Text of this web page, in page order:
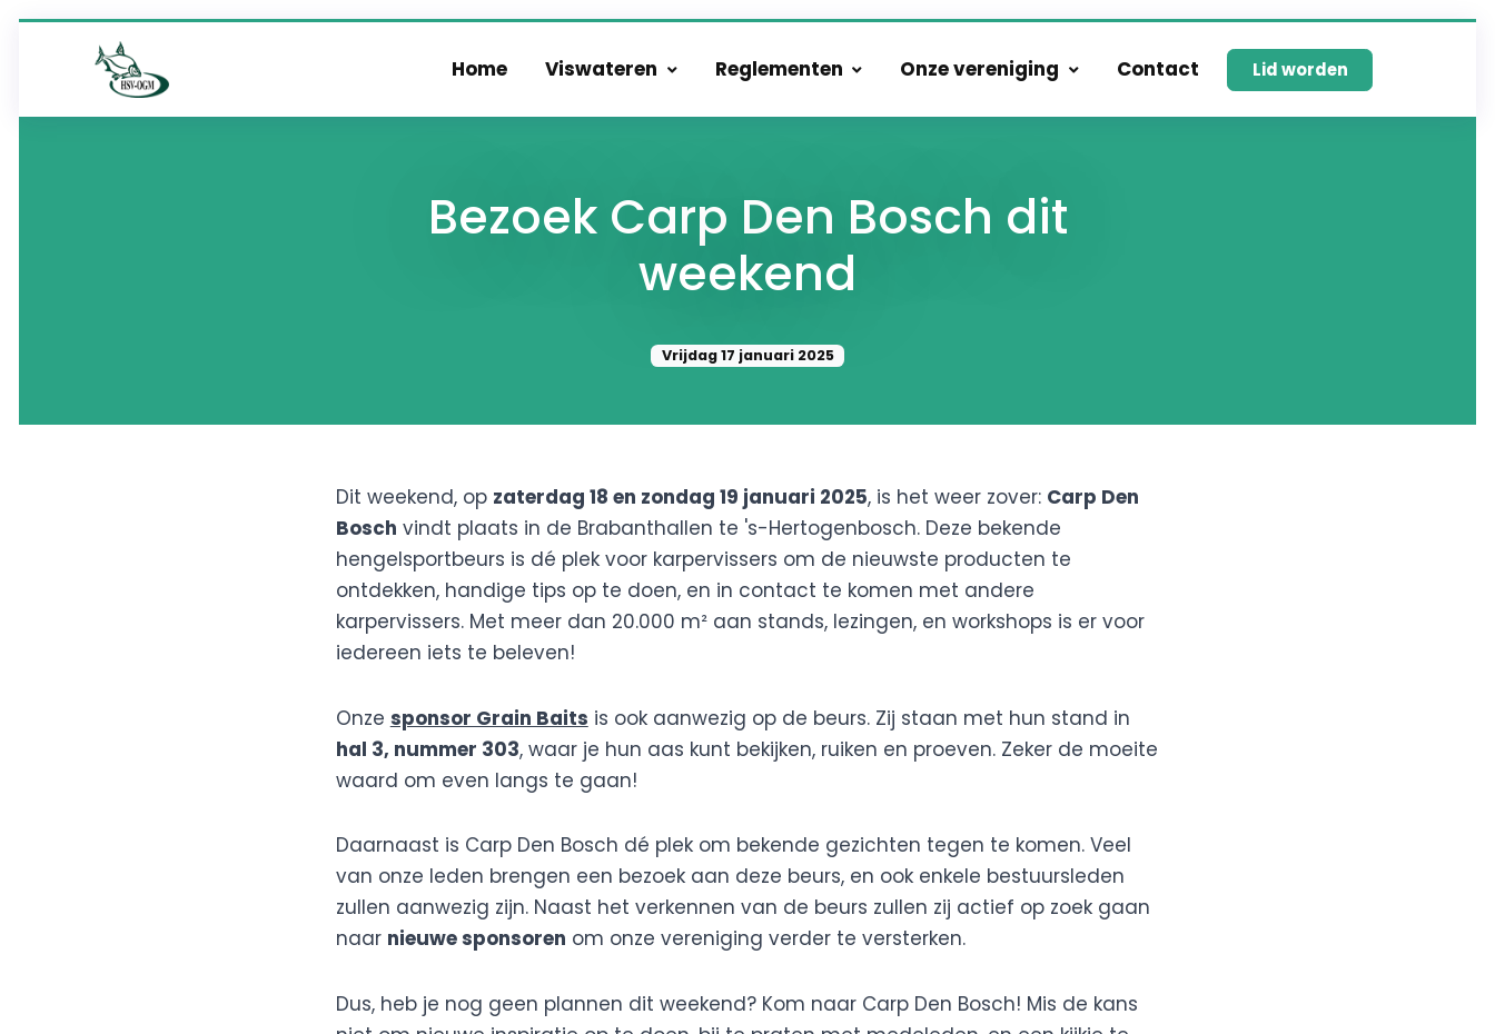
Home Viswateren Reglementen Onze vereniging Contact Lid worden
Bezoek Carp Den Bosch dit
weekend
Vrijdag 17 januari 2025
Dit weekend, op zaterdag 18 en zondag 19 januari 2025, is het weer zover: Carp Den
Bosch vindt plaats in de Brabanthallen te 's-Hertogenbosch. Deze bekende
hengelsportbeurs is dé plek voor karpervissers om de nieuwste producten te
ontdekken, handige tips op te doen, en in contact te komen met andere
karpervissers. Met meer dan 20.000 m² aan stands, lezingen, en workshops is er voor
iedereen iets te beleven!
Onze sponsor Grain Baits is ook aanwezig op de beurs. Zij staan met hun stand in
hal 3, nummer 303, waar je hun aas kunt bekijken, ruiken en proeven. Zeker de moeite
waard om even langs te gaan!
Daarnaast is Carp Den Bosch dé plek om bekende gezichten tegen te komen. Veel
van onze leden brengen een bezoek aan deze beurs, en ook enkele bestuursleden
zullen aanwezig zijn. Naast het verkennen van de beurs zullen zij actief op zoek gaan
naar nieuwe sponsoren om onze vereniging verder te versterken.
Dus, heb je nog geen plannen dit weekend? Kom naar Carp Den Bosch! Mis de kans